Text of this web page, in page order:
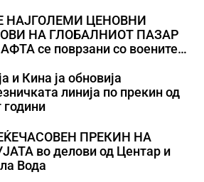
НАЈГОЛЕМИ ЦЕНОВНИ
НА ГЛОБАЛНИОТ ПАЗАР
се поврзани со воените
и Кина ја обновија
линија по прекин од
години
ПРЕКИН НА
во делови од Центар и
Вода